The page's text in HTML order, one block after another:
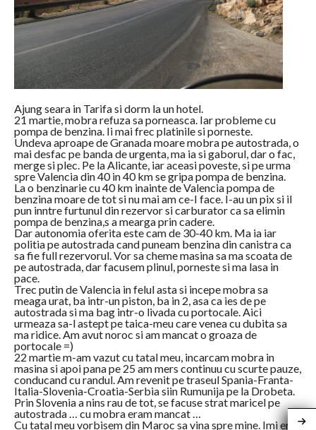
Ajung seara in Tarifa si dorm la un hotel.
21 martie, mobra refuza sa porneasca. Iar probleme cu
pompa de benzina. Ii mai frec platinile si porneste.
Undeva aproape de Granada moare mobra pe autostrada, o
mai desfac pe banda de urgenta, ma ia si gaborul, dar o fac,
merge si plec. Pe la Alicante, iar aceasi poveste, si pe urma
spre Valencia din 40 in 40 km se gripa pompa de benzina.
La o benzinarie cu 40 km inainte de Valencia pompa de
benzina moare de tot si nu mai am ce-I face. I-au un pix si il
pun inntre furtunul din rezervor si carburator ca sa elimin
pompa de benzina,s a mearga prin cadere.
Dar autonomia oferita este cam de 30-40 km. Ma ia iar
politia pe autostrada cand puneam benzina din canistra ca
sa fie full rezervorul. Vor sa cheme masina sa ma scoata de
pe autostrada, dar facusem plinul, porneste si ma lasa in
pace.
Trec putin de Valencia in felul asta si incepe mobra sa
meaga urat, ba intr-un piston, ba in 2, asa ca ies de pe
autostrada si ma bag intr-o livada cu portocale. Aici
urmeaza sa-l astept pe taica-meu care venea cu dubita sa
ma ridice. Am avut noroc si am mancat o groaza de
portocale =)
22 martie m-am vazut cu tatal meu, incarcam mobra in
masina si apoi pana pe 25 am mers continuu cu scurte pauze,
conducand cu randul. Am revenit pe traseul Spania-Franta-
Italia-Slovenia-Croatia-Serbia siin Rumunija pe la Drobeta.
Prin Slovenia a nins rau de tot, se facuse strat maricel pe
autostrada … cu mobra eram mancat …
Cu tatal meu vorbisem din Maroc sa vina spre mine. Imi era